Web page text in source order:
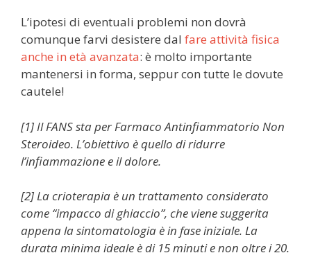
L’ipotesi di eventuali problemi non dovrà
comunque farvi desistere dal fare attività fisica
anche in età avanzata: è molto importante
mantenersi in forma, seppur con tutte le dovute
cautele!
[1] Il FANS sta per Farmaco Antinfiammatorio Non
Steroideo. L’obiettivo è quello di ridurre
l’infiammazione e il dolore.
[2] La crioterapia è un trattamento considerato
come “impacco di ghiaccio”, che viene suggerita
appena la sintomatologia è in fase iniziale. La
durata minima ideale è di 15 minuti e non oltre i 20.